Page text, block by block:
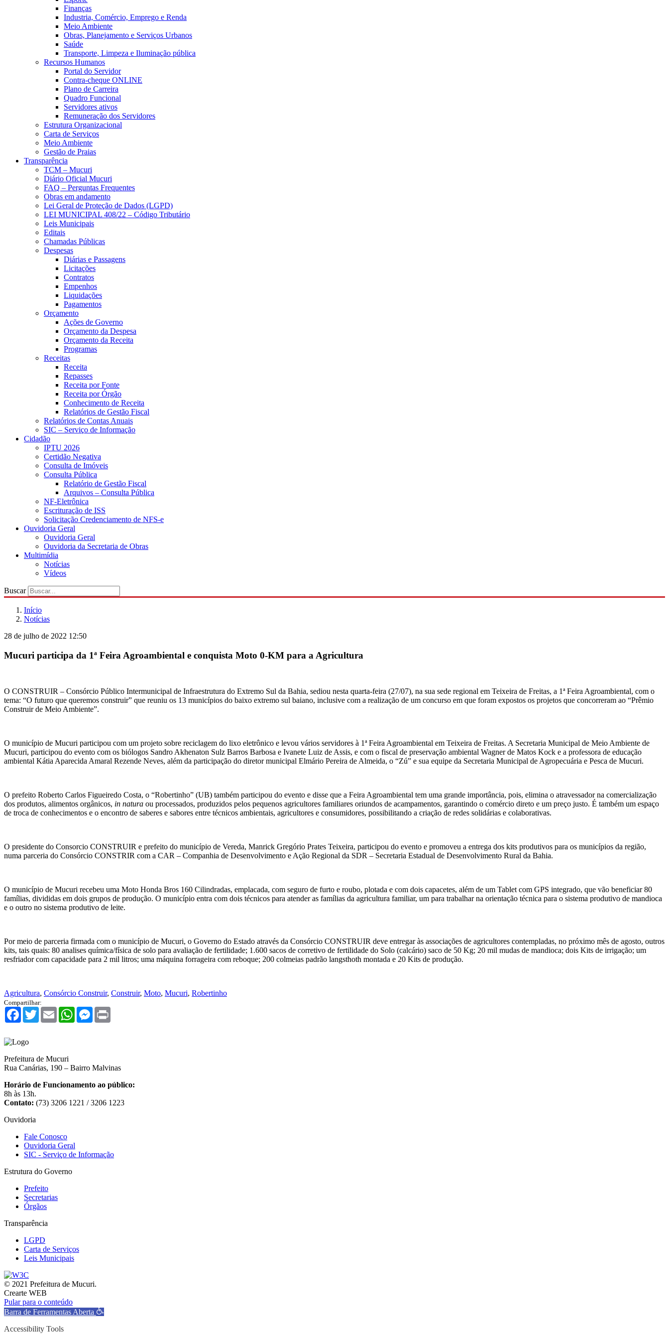
Finanças
Industria, Comércio, Emprego e Renda
Meio Ambiente
Obras, Planejamento e Serviços Urbanos
Saúde
Transporte, Limpeza e Iluminação pública
Recursos Humanos
Portal do Servidor
Contra-cheque ONLINE
Plano de Carreira
Quadro Funcional
Servidores ativos
Remuneração dos Servidores
Estrutura Organizacional
Carta de Serviços
Meio Ambiente
Gestão de Praias
Transparência
TCM – Mucuri
Diário Oficial Mucuri
FAQ – Perguntas Frequentes
Obras em andamento
Lei Geral de Proteção de Dados (LGPD)
LEI MUNICIPAL 408/22 – Código Tributário
Leis Municipais
Editais
Chamadas Públicas
Despesas
Diárias e Passagens
Licitações
Contratos
Empenhos
Liquidações
Pagamentos
Orçamento
Ações de Governo
Orçamento da Despesa
Orçamento da Receita
Programas
Receitas
Receita
Repasses
Receita por Fonte
Receita por Órgão
Conhecimento de Receita
Relatórios de Gestão Fiscal
Relatórios de Contas Anuais
SIC – Serviço de Informação
Cidadão
IPTU 2026
Certidão Negativa
Consulta de Imóveis
Consulta Pública
Relatório de Gestão Fiscal
Arquivos – Consulta Pública
NF-Eletrônica
Escrituração de ISS
Solicitação Credenciamento de NFS-e
Ouvidoria Geral
Ouvidoria Geral
Ouvidoria da Secretaria de Obras
Multimídia
Notícias
Vídeos
Buscar
Início
Notícias
28 de julho de 2022 12:50
Mucuri participa da 1ª Feira Agroambiental e conquista Moto 0-KM para a Agricultura
O CONSTRUIR – Consórcio Público Intermunicipal de Infraestrutura do Extremo Sul da Bahia, sediou nesta quarta-feira (27/07), na sua sede regional em Teixeira de Freitas, a 1ª Feira Agroambiental, com o
tema: “O futuro que queremos construir” que reuniu os 13 municípios do baixo extremo sul baiano, inclusive com a realização de um concurso em que foram expostos os projetos que concorreram ao “Prêmio
Construir de Meio Ambiente”.
O município de Mucuri participou com um projeto sobre reciclagem do lixo eletrônico e levou vários servidores à 1ª Feira Agroambiental em Teixeira de Freitas. A Secretaria Municipal de Meio Ambiente de
Mucuri, participou do evento com os biólogos Sandro Akhenaton Sulz Barros Barbosa e Ivanete Luiz de Assis, e com o fiscal de preservação ambiental Wagner de Matos Kock e a professora de educação
ambiental Kátia Aparecida Amaral Rezende Neves, além da participação do diretor municipal Elmário Pereira de Almeida, o “Zú” e sua equipe da Secretaria Municipal de Agropecuária e Pesca de Mucuri.
O prefeito Roberto Carlos Figueiredo Costa, o “Robertinho” (UB) também participou do evento e disse que a Feira Agroambiental tem uma grande importância, pois, elimina o atravessador na comercialização
dos produtos, alimentos orgânicos, in natura ou processados, produzidos pelos pequenos agricultores familiares oriundos de acampamentos, garantindo o comércio direto e um preço justo. É também um espaço
de troca de conhecimentos e o encontro de saberes e sabores entre técnicos ambientais, agricultores e consumidores, possibilitando a criação de redes solidárias e colaborativas.
O presidente do Consorcio CONSTRUIR e prefeito do município de Vereda, Manrick Gregório Prates Teixeira, participou do evento e promoveu a entrega dos kits produtivos para os municípios da região,
numa parceria do Consórcio CONSTRIR com a CAR – Companhia de Desenvolvimento e Ação Regional da SDR – Secretaria Estadual de Desenvolvimento Rural da Bahia.
O município de Mucuri recebeu uma Moto Honda Bros 160 Cilindradas, emplacada, com seguro de furto e roubo, plotada e com dois capacetes, além de um Tablet com GPS integrado, que vão beneficiar 80
famílias, divididas em dois grupos de produção. O município entra com dois técnicos para atender as famílias da agricultura familiar, um para trabalhar na orientação técnica para o sistema produtivo de mandioca
e o outro no sistema produtivo de leite.
Por meio de parceria firmada com o município de Mucuri, o Governo do Estado através da Consórcio CONSTRUIR deve entregar às associações de agricultores contempladas, no próximo mês de agosto, outros
kits, tais quais: 80 analises química/física de solo para avaliação de fertilidade; 1.600 sacos de corretivo de fertilidade do Solo (calcário) saco de 50 Kg; 20 mil mudas de mandioca; dois Kits de irrigação; um
resfriador com capacidade para 2 mil litros; uma máquina forrageira com reboque; 200 colmeias padrão langsthoth montada e 20 Kits de produção.
Agricultura, Consórcio Construir, Construir, Moto, Mucuri, Robertinho
Compartilhar:
Facebook
TwitterEmail WhatsAppMessenger
Prefeitura de Mucuri
Rua Canárias, 190 – Bairro Malvinas
Horário de Funcionamento ao público:
8h às 13h.
Contato: (73) 3206 1221 / 3206 1223
Ouvidoria
Fale Conosco
Ouvidoria Geral
SIC - Serviço de Informação
Estrutura do Governo
Prefeito
Secretarias
Órgãos
Transparência
LGPD
Carta de Serviços
Leis Municipais
© 2021 Prefeitura de Mucuri.
Crearte WEB
Pular para o conteúdo
Barra de Ferramentas Aberta
Accessibility Tools